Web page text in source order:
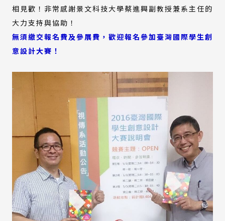
相見歡！非常感謝景文科技大學蔡進興副教授兼系主任的
大力支持與協助！
無須繳交報名費及參展費，歡迎報名參加臺灣國際學生創
意設計大賽！